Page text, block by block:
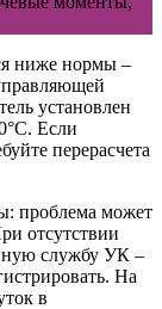
ниже нормы –
установлен
Если
перерасчета
проблема может
отсутствии
службу УК –
На
в